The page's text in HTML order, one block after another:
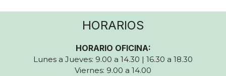
HORARIOS
HORARIO OFICINA:
Lunes a Jueves: 9.00 a 14.30 | 16.30 a 18.30
Viernes: 9.00 a 14.00